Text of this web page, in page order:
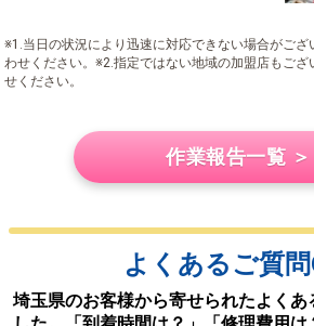
※1.当日の状況により迅速に対応できない場合がござ
わせください。※2.指定ではない地域の加盟店もご
せください。
作業報告一覧 ＞
よくあるご質問
埼玉県のお客様から寄せられたよくあ